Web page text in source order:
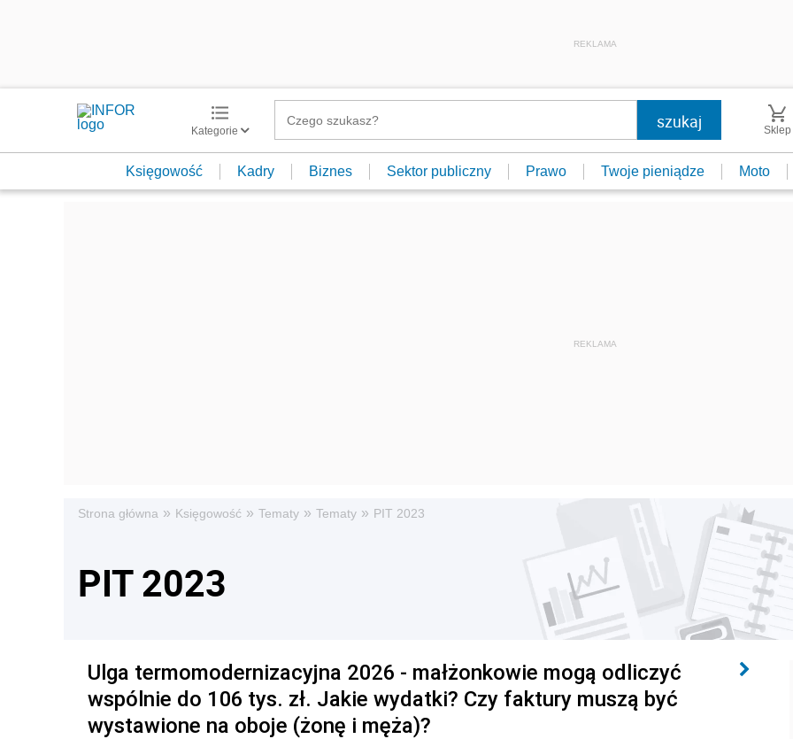
REKLAMA
Kategorie Sklep
Księgowość Kadry Biznes Sektor publiczny Prawo Twoje pieniądze Moto
Strona główna » Księgowość » Tematy » Tematy » PIT 2023
PIT 2023
Ulga termomodernizacyjna 2026 - małżonkowie mogą odliczyć
wspólnie do 106 tys. zł. Jakie wydatki? Czy faktury muszą być
wystawione na oboje (żonę i męża)?